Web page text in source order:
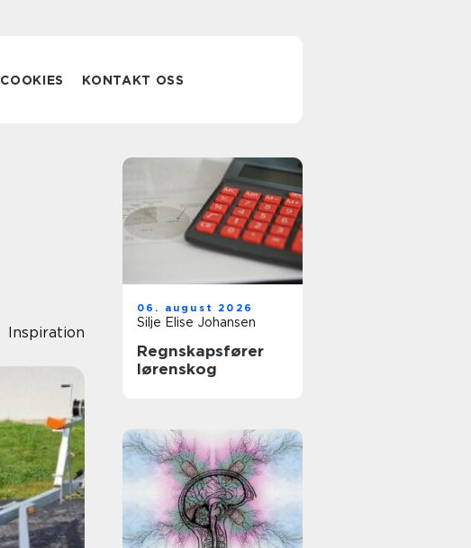
COOKIES KONTAKT OSS
Inspiration
06. august 2026
Silje Elise Johansen
Regnskapsfører
lørenskog